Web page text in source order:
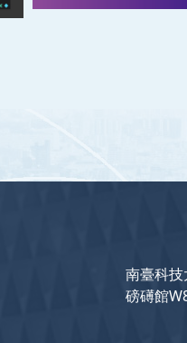
南臺科
磅礡館